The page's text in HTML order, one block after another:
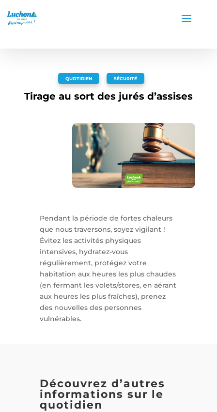
QUOTIDIEN SÉCURITÉ
Tirage au sort des jurés d’assises
Pendant la période de fortes chaleurs
que nous traversons, soyez vigilant !
Évitez les activités physiques
intensives, hydratez-vous
régulièrement, protégez votre
habitation aux heures les plus chaudes
(en fermant les volets/stores, en aérant
aux heures les plus fraîches), prenez
des nouvelles des personnes
vulnérables.
Découvrez d’autres
informations sur le
quotidien